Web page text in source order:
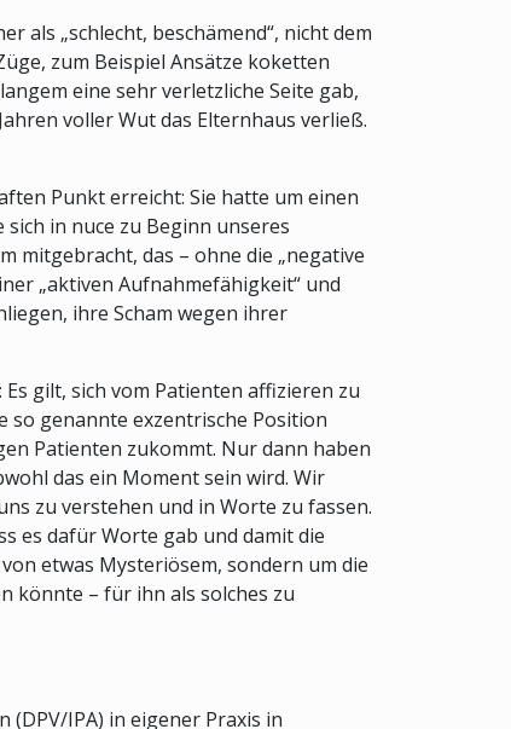
als „schlecht, beschämend“, nicht dem
zum Beispiel Ansätze koketten
eine sehr verletzliche Seite gab,
voller Wut das Elternhaus verließ.
Punkt erreicht: Sie hatte um einen
in nuce zu Beginn unseres
mitgebracht, das – ohne die „negative
„aktiven Aufnahmefähigkeit“ und
ihre Scham wegen ihrer
gilt, sich vom Patienten affizieren zu
so genannte exzentrische Position
Patienten zukommt. Nur dann haben
das ein Moment sein wird. Wir
zu verstehen und in Worte zu fassen.
es dafür Worte gab und damit die
etwas Mysteriösem, sondern um die
könnte – für ihn als solches zu
IPA) in eigener Praxis in